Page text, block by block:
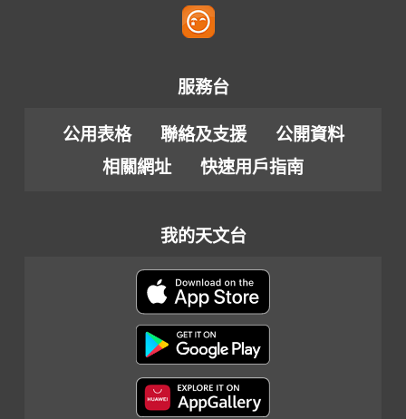
服務台
公用表格 聯絡及支援
公開資料
相關網址
快速用戶指南
我的天文台